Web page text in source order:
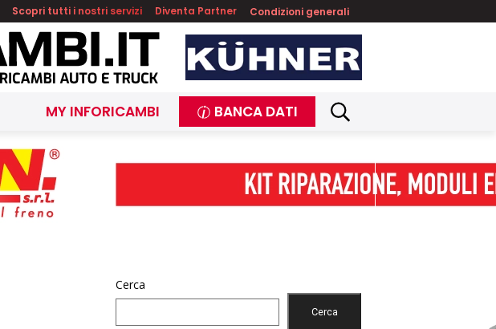
Scopri tutti i nostri servizi Diventa Partner Condizioni generali
MY INFORICAMBI BANCA DATI
Cerca
Cerca